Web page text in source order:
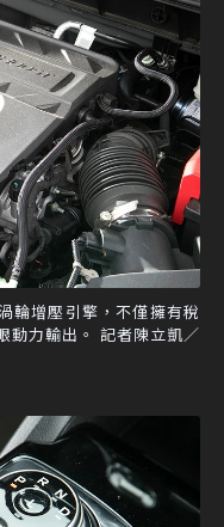
輪增壓引擎，不僅擁有稅
力輸出。 記者陳立凱／